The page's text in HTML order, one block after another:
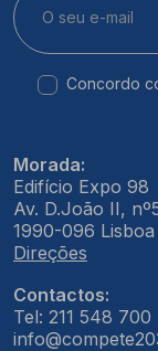
Concordo
Morada:
Edifício Expo 98
Av. D.João II,
1990-096 Lisboa
Direções
Contactos:
Tel: 211 548 700